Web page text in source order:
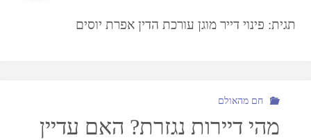
תגית: פינוי דייר מוגן עורכת הדין אפרת יוסים
חם מהאולם
מהי דיירות נגזרת? האם עדיין